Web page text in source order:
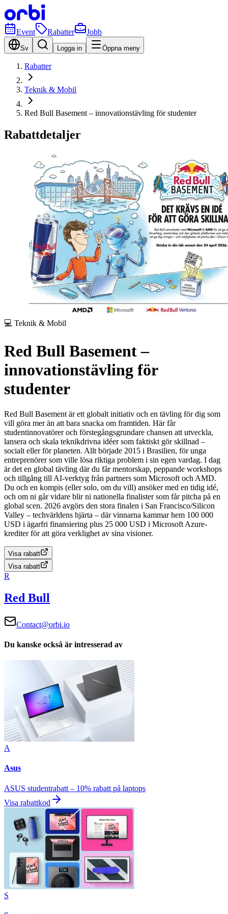
Event Rabatter Jobb
Sv Logga in Öppna meny
Rabatter
Teknik & Mobil
Red Bull Basement – innovationstävling för studenter
Rabattdetaljer
💻 Teknik & Mobil
Red Bull Basement –
innovationstävling för
studenter
Red Bull Basement är ett globalt initiativ och en tävling för dig som
vill göra mer än att bara snacka om framtiden. Här får
studentinnovatörer och förstegångsgrundare chansen att utveckla,
lansera och skala teknikdrivna idéer som faktiskt gör skillnad –
socialt eller för planeten. Allt började 2015 i Brasilien, för unga
entreprenörer som ville lösa riktiga problem i sin egen vardag. I dag
är det en global tävling där du får mentorskap, peppande workshops
och tillgång till AI-verktyg från partners som Microsoft och AMD.
Du och en kompis (eller solo, om du vill) ansöker med en tidig idé,
och om ni går vidare blir ni nationella finalister som får pitcha på en
global scen. 2026 avgörs den stora finalen i San Francisco/Silicon
Valley – techvärldens hjärta – där vinnarna kammar hem 100 000
USD i ägarfri finansiering plus 25 000 USD i Microsoft Azure-
krediter för att göra verklighet av sina visioner.
Visa rabatt
Visa rabatt
R
Red Bull
Contact@orbi.io
Du kanske också är intresserad av
A
Asus
ASUS studentrabatt – 10% rabatt på laptops
Visa rabattkod
S